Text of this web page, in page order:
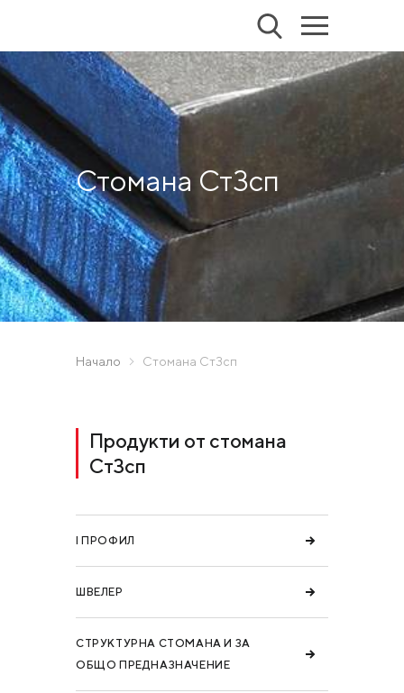
Стомана Ст3сп
Начало Стомана Ст3сп
Продукти от стомана
Ст3сп
I ПРОФИЛ
ШВЕЛЕР
СТРУКТУРНА СТОМАНА И ЗА
ОБЩО ПРЕДНАЗНАЧЕНИЕ